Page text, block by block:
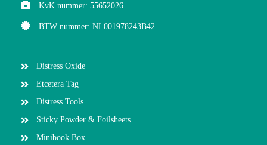
KvK nummer: 55652026
BTW nummer: NL001978243B42
Distress Oxide
Etcetera Tag
Distress Tools
Sticky Powder & Foilsheets
Minibook Box